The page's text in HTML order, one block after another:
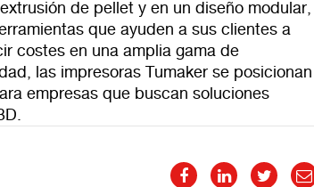
de pellet y en un diseño modular,
que ayuden a sus clientes a
costes en una amplia gama de
las impresoras Tumaker se posicionan
empresas que buscan soluciones